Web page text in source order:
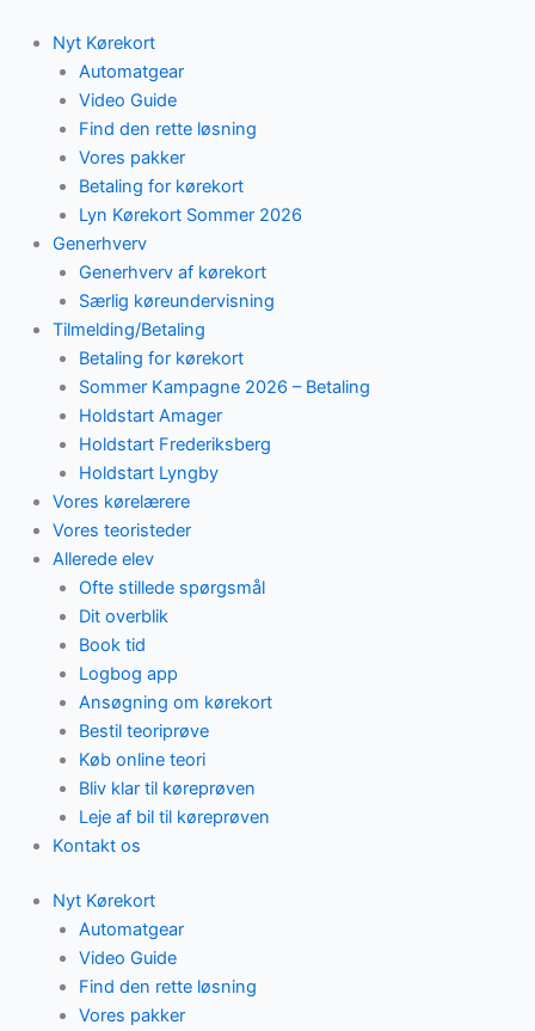
content
Nyt Kørekort
Automatgear
Video Guide
Find den rette løsning
Vores pakker
Betaling for kørekort
Lyn Kørekort Sommer 2026
Generhverv
Generhverv af kørekort
Særlig køreundervisning
Tilmelding/Betaling
Betaling for kørekort
Sommer Kampagne 2026 – Betaling
Holdstart Amager
Holdstart Frederiksberg
Holdstart Lyngby
Vores kørelærere
Vores teoristeder
Allerede elev
Ofte stillede spørgsmål
Dit overblik
Book tid
Logbog app
Ansøgning om kørekort
Bestil teoriprøve
Køb online teori
Bliv klar til køreprøven
Leje af bil til køreprøven
Kontakt os
Nyt Kørekort
Automatgear
Video Guide
Find den rette løsning
Vores pakker